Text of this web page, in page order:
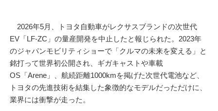
2026年5月、トヨタ自動車がレクサスブランドの次世代
EV「LF-ZC」の量産開発を中止したと報じられた。2023年
のジャパンモビリティショーで「クルマの未来を変える」と
銘打って世界初公開され、ギガキャストや車載
OS「Arene」、航続距離1000kmを掲げた次世代電池など、
トヨタの先進技術を結集した象徴的なモデルだっただけに、
業界には衝撃が走った。